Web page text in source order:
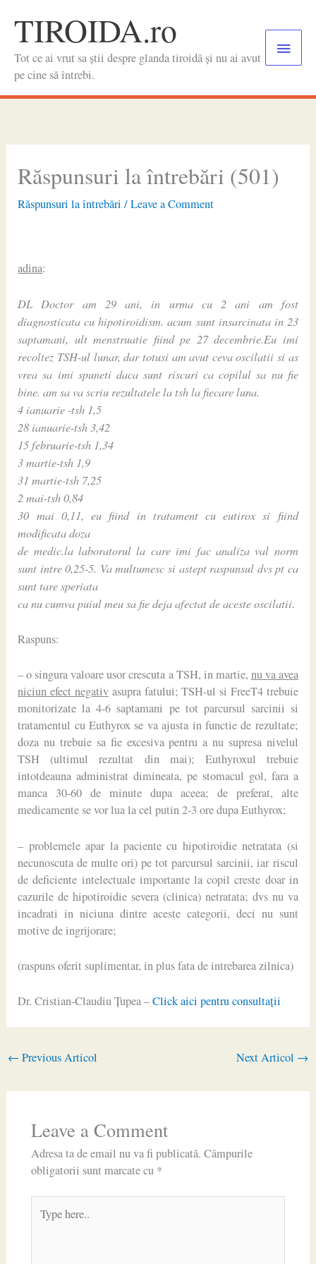
contentTIROIDA.ro
Tot ce ai vrut sa știi despre glanda tiroidă și nu ai avut
pe cine să întrebi.
Main
Răspunsuri la întrebări (501)
Răspunsuri la întrebări /Leave a Comment
adina:
DL Doctor am 29 ani, in urma cu 2 ani am fost
diagnosticata cu hipotiroidism. acum sunt insarcinata in 23
saptamani, ult menstruatie fiind pe 27 decembrie.Eu imi
recoltez TSH-ul lunar, dar totusi am avut ceva oscilatii si as
vrea sa imi spuneti daca sunt riscuri ca copilul sa nu fie
bine. am sa va scriu rezultatele la tsh la fiecare luna.
4 ianuarie -tsh 1,5
28 ianuarie-tsh 3,42
15 februarie-tsh 1,34
3 martie-tsh 1,9
31 martie-tsh 7,25
2 mai-tsh 0,84
30 mai 0,11, eu fiind in tratament cu eutirox si fiind
modificata doza
de medic.la laboratorul la care imi fac analiza val norm
sunt intre 0,25-5. Va multumesc si astept raspunsul dvs pt ca
sunt tare speriata
ca nu cumva puiul meu sa fie deja afectat de aceste oscilatii.
Raspuns:
– o singura valoare usor crescuta a TSH, in martie, nu va avea
niciun efect negativasupra fatului; TSH-ul si FreeT4 trebuie
monitorizate la 4-6 saptamani pe tot parcursul sarcinii si
tratamentul cu Euthyrox se va ajusta in functie de rezultate;
doza nu trebuie sa fie excesiva pentru a nu supresa nivelul
TSH (ultimul rezultat din mai); Euthyroxul trebuie
intotdeauna administrat dimineata, pe stomacul gol, fara a
manca 30-60 de minute dupa aceea; de preferat, alte
medicamente se vor lua la cel putin 2-3 ore dupa Euthyrox;
– problemele apar la paciente cu hipotiroidie netratata (si
necunoscuta de multe ori) pe tot parcursul sarcinii, iar riscul
de deficiente intelectuale importante la copil creste doar in
cazurile de hipotiroidie severa (clinica) netratata; dvs nu va
incadrati in niciuna dintre aceste categorii, deci nu sunt
motive de ingrijorare;
(raspuns oferit suplimentar, in plus fata de intrebarea zilnica)
Dr. Cristian-Claudiu Ţupea –Click aici pentru consultaţii
← Previous Articol Next Articol →
Leave a Comment
Adresa ta de email nu va fi publicată. Câmpurile
obligatorii sunt marcate cu *
here..